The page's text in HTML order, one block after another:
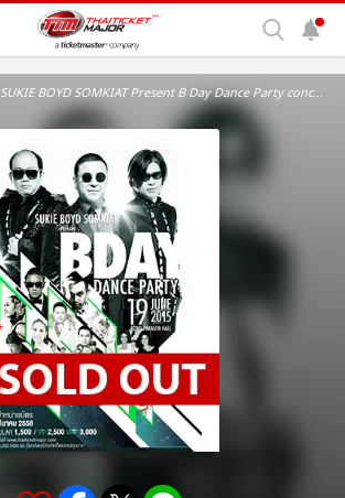
SUKIE BOYD SOMKIAT Present B Day Dance Party concert